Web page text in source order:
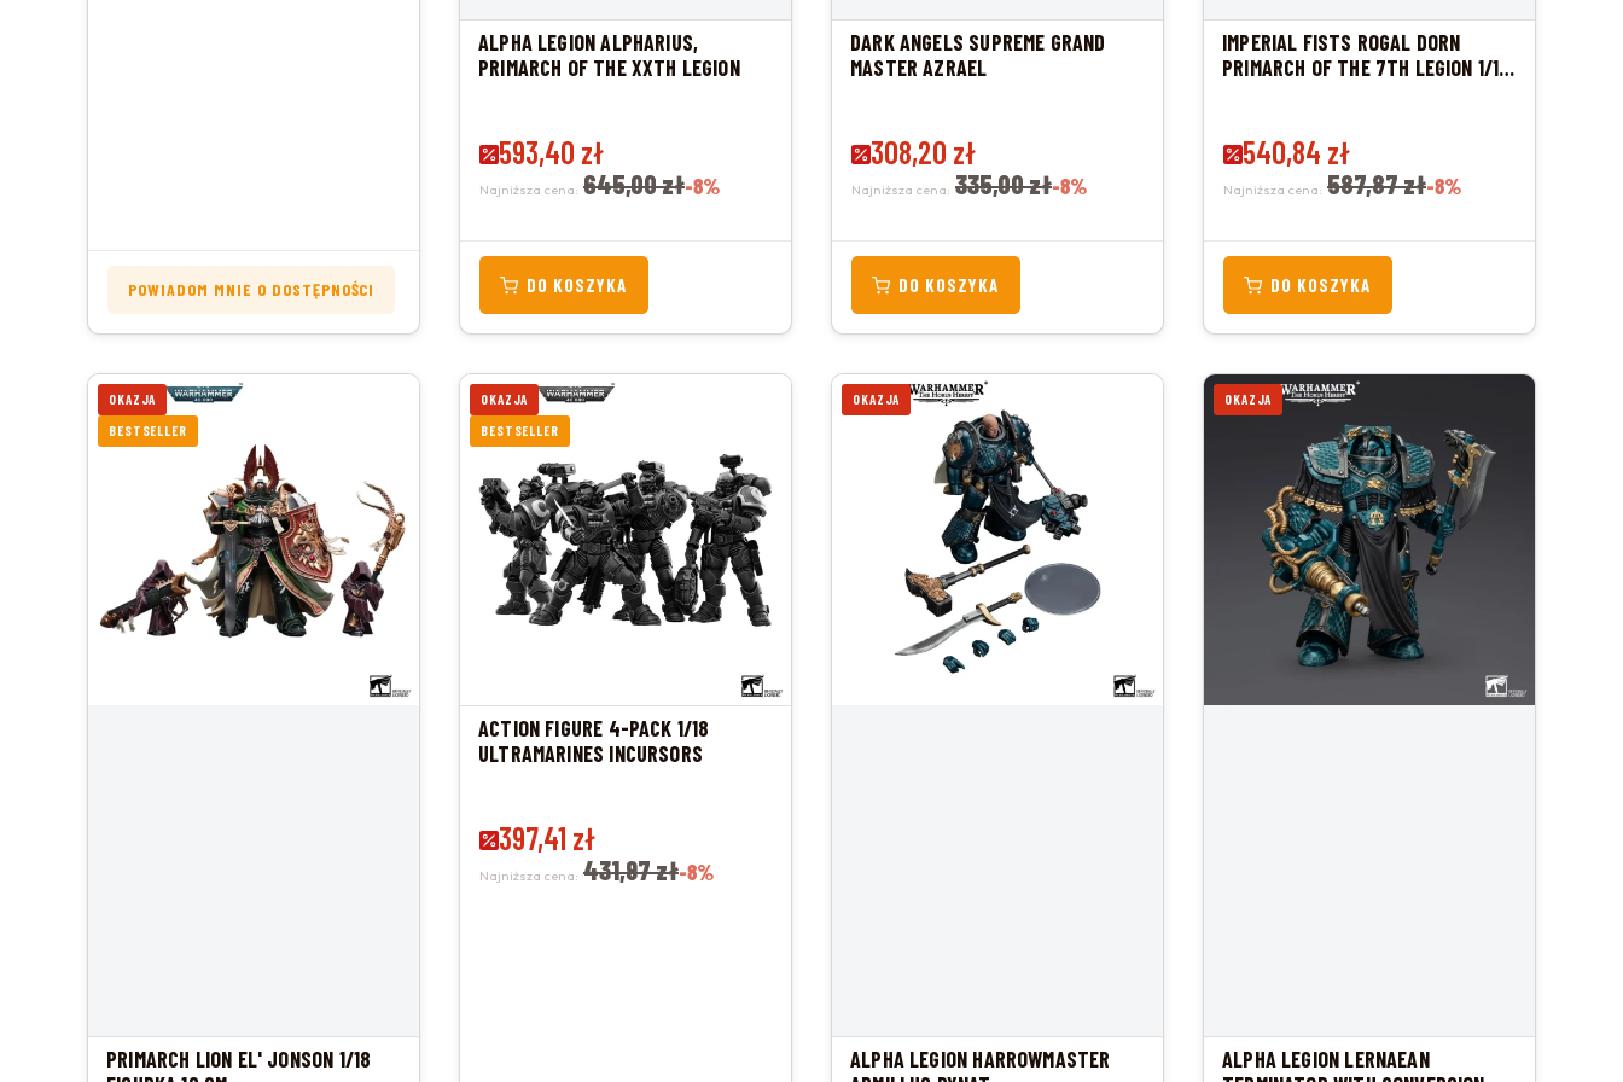
POWIADOM MNIE O DOSTĘPNOŚCI
ALPHA LEGION ALPHARIUS,
PRIMARCH OF THE XXTH LEGION
Cena promocyjna
593,40 zł
Najniższa cena: 645,00 zł-8%
DO KOSZYKA
DARK ANGELS SUPREME GRAND
MASTER AZRAEL
Cena promocyjna
308,20 zł
Najniższa cena: 335,00 zł-8%
DO KOSZYKA
IMPERIAL FISTS ROGAL DORN
PRIMARCH OF THE 7TH LEGION 1/18
Cena promocyjna
540,84 zł
Najniższa cena: 587,87 zł-8%
DO KOSZYKA
OKAZJA
BESTSELLER
PRIMARCH LION EL' JONSON 1/18
OKAZJA
BESTSELLER
ACTION FIGURE 4-PACK 1/18
ULTRAMARINES INCURSORS
Cena promocyjna
397,41 zł
Najniższa cena: 431,97 zł-8%
OKAZJA
ALPHA LEGION HARROWMASTER
OKAZJA
ALPHA LEGION LERNAEAN